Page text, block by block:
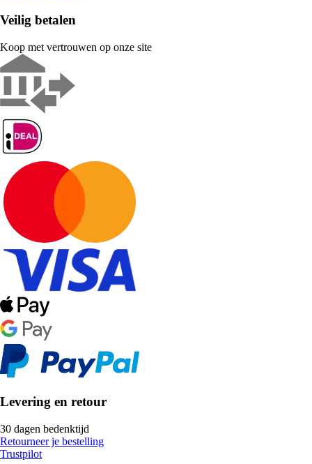
Veilig betalen
Koop met vertrouwen op onze site
Levering en retour
30 dagen bedenktijd
Retourneer je bestelling
Trustpilot